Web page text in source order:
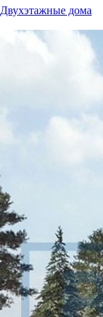
Двухэтажные дома